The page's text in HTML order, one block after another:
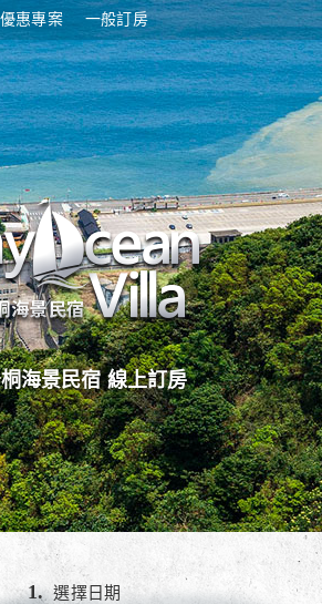
優惠專案 一般訂房
海景民宿 線上訂房
1. 選擇日期